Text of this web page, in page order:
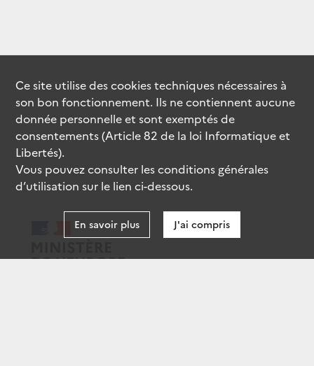
Ce site utilise descookiestechniques nécessaires à
son bon fonctionnement. Ils ne contiennent aucune
donnée personnelle et sont exemptés de
consentements (Article 82 de la loi Informatique et
Libertés).
Vous pouvez consulter les conditions générales
d’utilisation sur le lien ci-dessous.
En savoir plus J'ai compris